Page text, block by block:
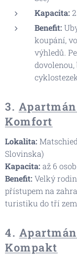
Kapacita:
Benefit:
koupání,
výhledů.
3.
Komfort
Lokalita:
Slovinska)
Kapacita: až 6 osob
Benefit: Velký
přístupem na
turistiku do tří
4.
Kompakt